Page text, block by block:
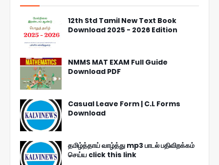
12th Std Tamil New Text Book
Download 2025 - 2026 Edition
NMMS MAT EXAM Full Guide
Download PDF
Casual Leave Form | C.L Forms
Download
தமிழ்த்தாய் வாழ்த்து mp3 பாடல் பதிவிறக்கம்
செய்ய click this link